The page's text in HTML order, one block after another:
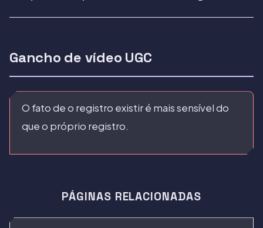
Gancho de vídeo UGC
O fato de o registro existir é mais sensível do
que o próprio registro.
PÁGINAS RELACIONADAS